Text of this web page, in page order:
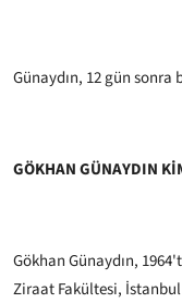
Günaydın, 12 gün
GÖKHAN GÜNAYDIN
Gökhan Günaydın,
Ziraat Fakültesi,